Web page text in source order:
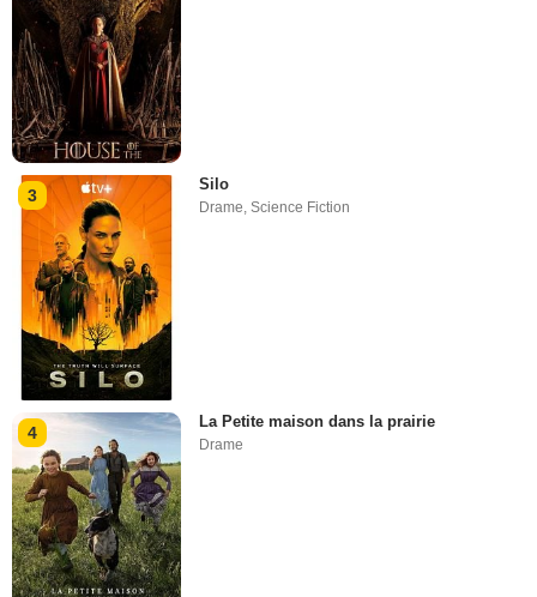
3
Silo
Drame ,Science Fiction
4
La Petite maison dans la prairie
Drame